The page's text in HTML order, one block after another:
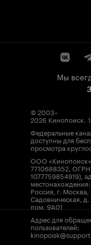
Мы
© 2003–
2026 Кинопоиск.
Федеральные
доступны для
просмотра
ООО
7710688352, ОГРН
1077759854919),
местонахождения:
Россия, г. Москва,
Садовническая, д.
пом. 9А01
Адрес для
пользователей: